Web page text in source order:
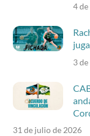
4
3
31 de julio de 2026